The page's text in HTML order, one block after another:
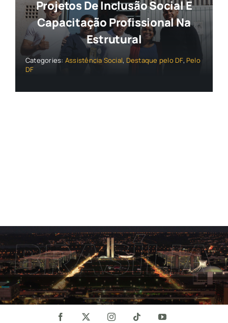
Projetos De Inclusão Social E
Capacitação Profissional Na
Estrutural
Categories: Assistência Social, Destaque pelo DF, Pelo
DF